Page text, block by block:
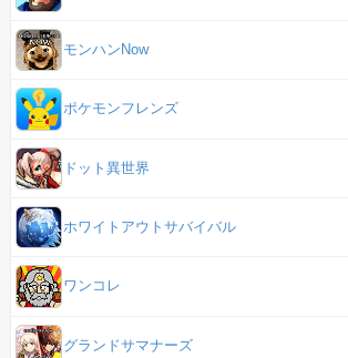
モンハンNow
ポケモンフレンズ
ドット異世界
ホワイトアウトサバイバル
ワンコレ
グランドサマナーズ